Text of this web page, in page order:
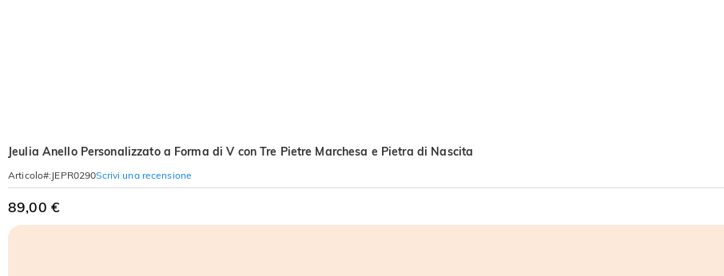
Jeulia Anello Personalizzato a Forma di V con Tre Pietre Marchesa e Pietra di Nascita
Articolo#: JEPR0290Scrivi una recensione
89,00 €